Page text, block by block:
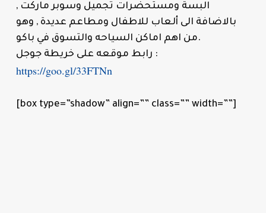
البسة ومستحضرات تجميل وسوبر ماركت ,
بالاضافة الى ألعاب للاطفال ومطاعم عديدة , وهو
من اهم اماكن السياحه والتسوق في باكو.
رابط موقعه على خريطة جوجل :
https://goo.gl/33FTNn
[box type=”shadow” align=”” class=”” width=””]